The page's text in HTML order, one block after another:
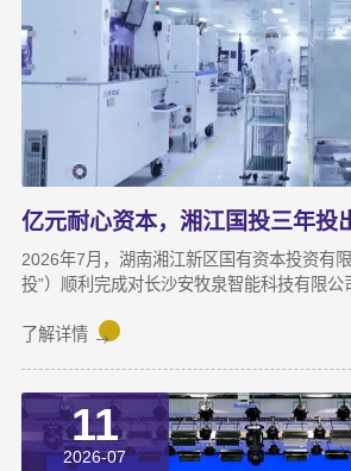
2026年7月，湖南湘江新区国有资本投资有
投”）顺利完成对长沙安牧泉智能科技有限公
本依托旗下自主管理的3支产业基金，累计对
茂第一次走进安牧泉老厂区尽调时，印象最
“挤”。产线布局非常小，设备排列极度紧凑
王茂回忆说：“当时厂区硬件条件，已难以匹
了解详情
11
2026-07